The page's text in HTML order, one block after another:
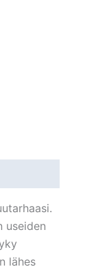
useiden
lähes